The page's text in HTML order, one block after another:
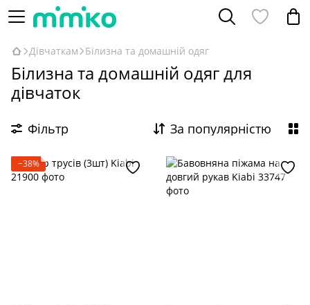
Дівчаткам Білизна та домашній одяг
Білизна та домашній одяг для
дівчаток
Фільтр За популярністю
−38%